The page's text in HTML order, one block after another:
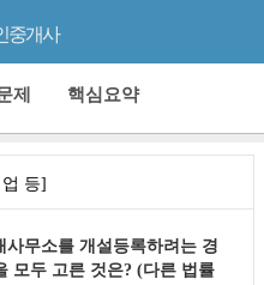
중개사
제 핵심요약
등]
무소를 개설등록하려는 경
모두 고른 것은? (다른 법률